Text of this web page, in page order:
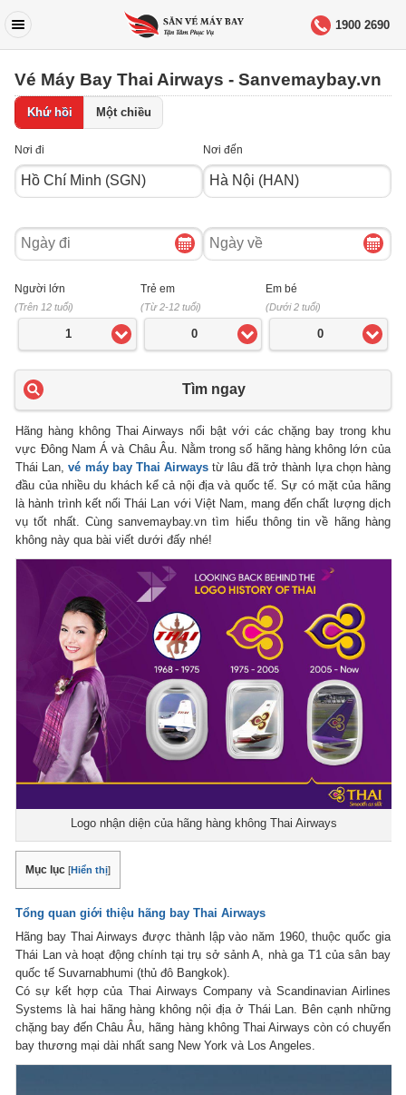
1900 2690
Vé Máy Bay Thai Airways - Sanvemaybay.vn
Khứ hồi Một chiều
Nơi đi Nơi đến
Ngày
đi
Ngày
về
Người lớn
(Trên 12 tuổi)
1
Trẻ em
(Từ 2-12 tuổi)
0
Em bé
(Dưới 2 tuổi)
0
Tìm ngay
Hãng hàng không Thai Airways nổi bật với các chặng bay trong khu
vực Đông Nam Á và Châu Âu. Nằm trong số hãng hàng không lớn của
Thái Lan,vé máy bay Thai Airwaystừ lâu đã trở thành lựa chọn hàng
đầu của nhiều du khách kể cả nội địa và quốc tế. Sự có mặt của hãng
là hành trình kết nối Thái Lan với Việt Nam, mang đến chất lượng dịch
vụ tốt nhất. Cùng sanvemaybay.vn tìm hiểu thông tin về hãng hàng
không này qua bài viết dưới đấy nhé!
Logo nhận diện của hãng hàng không Thai Airways
Mục lục [Hiển thị]
Tổng quan giới thiệu hãng bay Thai Airways
Hãng bay Thai Airways được thành lập vào năm 1960, thuộc quốc gia
Thái Lan và hoạt động chính tại trụ sở sảnh A, nhà ga T1 của sân bay
quốc tế Suvarnabhumi (thủ đô Bangkok).
Có sự kết hợp của Thai Airways Company và Scandinavian Airlines
Systems là hai hãng hàng không nội địa ở Thái Lan. Bên cạnh những
chặng bay đến Châu Âu, hãng hàng không Thai Airways còn có chuyến
bay thương mại dài nhất sang New York và Los Angeles.